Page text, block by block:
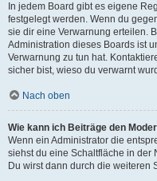
In jedem Board gibt es eigene
festgelegt werden. Wenn du
sie dir eine Verwarnung erteilen.
Administration dieses Boards ist
Verwarnung zu tun hat.
sicher bist, wieso du verwarnt
Nach oben
Wie kann ich Beiträge den
Wenn ein Administrator die
siehst du eine Schaltfläche in der
Du wirst dann durch die weiteren